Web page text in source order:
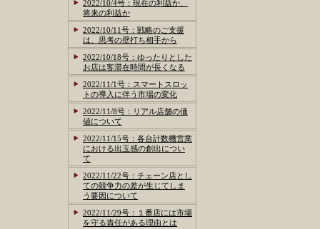
2022/10/4号：現在の利益か、
将来の利益か
2022/10/11号：戦略のご支援
は、思考の壁打ち相手から
2022/10/18号：ゆったりとした
お店は客滞在時間が長くなる
2022/11/1号：スマートスロッ
トの導入に伴う市場の変化
2022/11/8号：リアル店舗の価
値について
2022/11/15号：各台計数機営業
における出玉感の創出につい
て
2022/11/22号：チェーン店とし
ての競争力の差が生じてしま
う要因について
2022/11/29号：１番店には市場
を守る責任がある理由とは